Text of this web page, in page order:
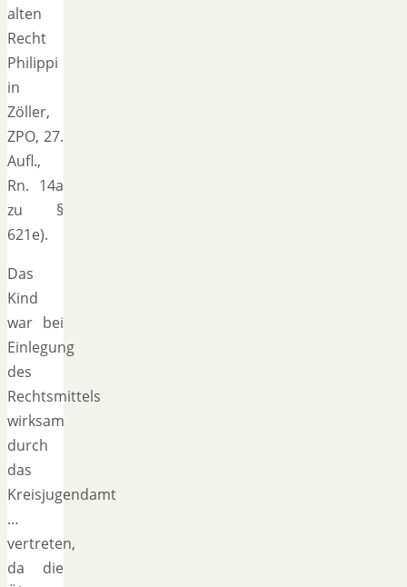
alten
Recht
Philippi
in
Zöller,
ZPO, 27.
Aufl.,
Rn. 14a
zu §
621e).
Das
Kind
war bei
Einlegung
des
Rechtsmittels
wirksam
durch
das
Kreisjugendamt
…
vertreten,
da die